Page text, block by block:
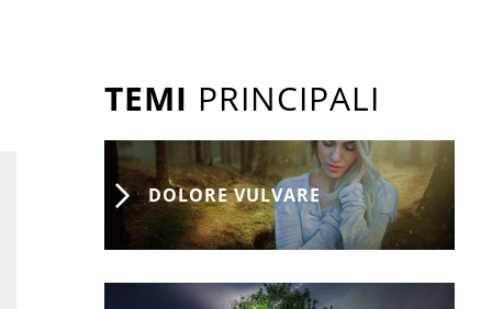
TEMI PRINCIPALI
DOLORE VULVARE